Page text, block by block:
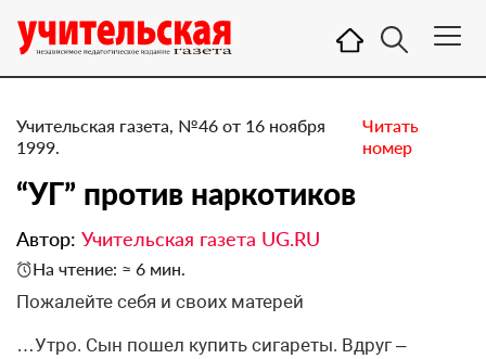
Учительская газета, №46 от 16 ноября
1999.
Читать
номер
“УГ” против наркотиков
Автор: Учительская газета UG.RU
На чтение: ≈ 6 мин.
Пожалейте себя и своих матерей
…Утро. Сын пошел купить сигареты. Вдруг –